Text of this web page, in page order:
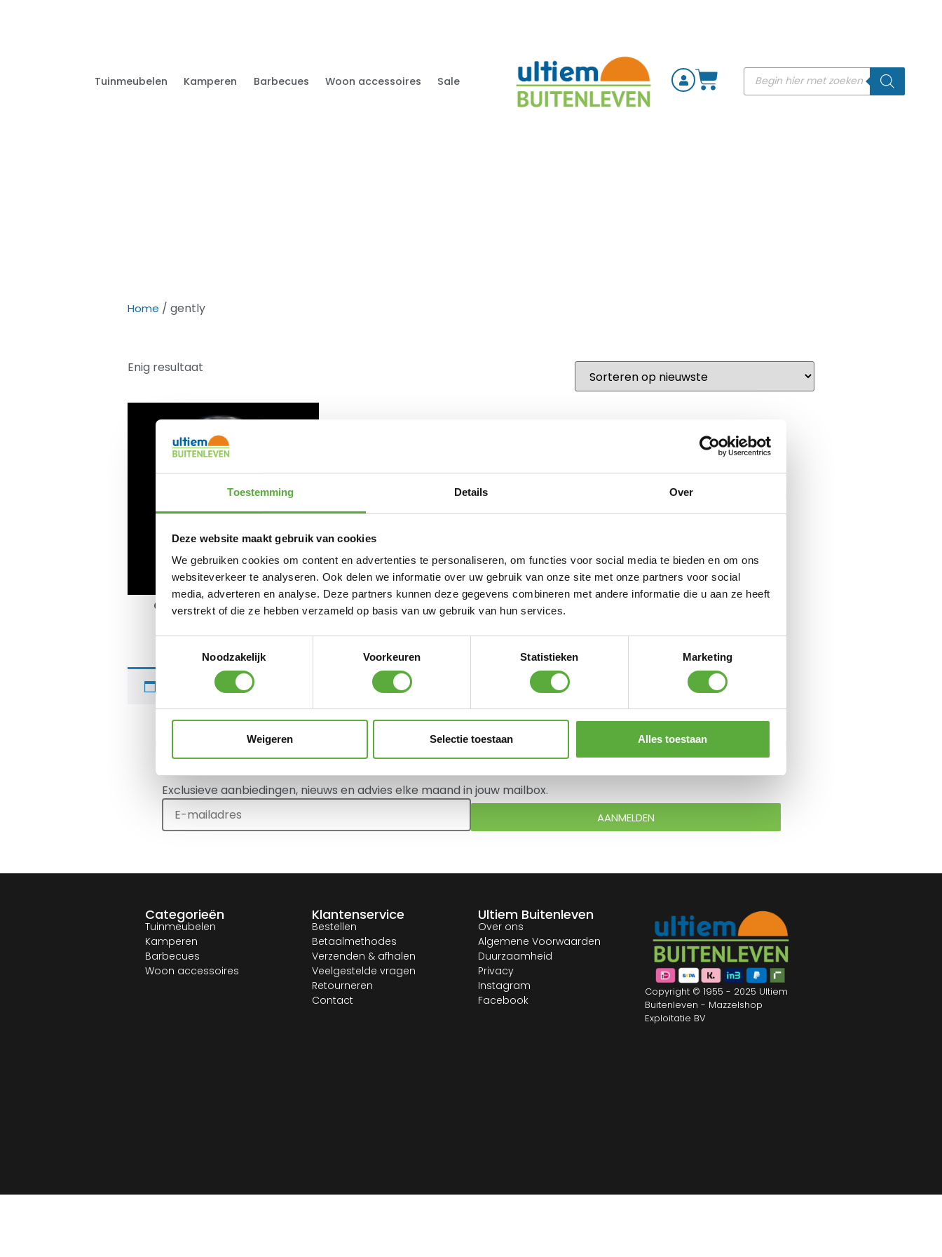
Toestemming Details Over
Deze website maakt gebruik van cookies
We gebruiken cookies om content en advertenties te personaliseren, om functies voor social media te bieden en om ons
websiteverkeer te analyseren. Ook delen we informatie over uw gebruik van onze site met onze partners voor social
media, adverteren en analyse. Deze partners kunnen deze gegevens combineren met andere informatie die u aan ze heeft
verstrekt of die ze hebben verzameld op basis van uw gebruik van hun services.
Noodzakelijk
Voorkeuren Statistieken Marketing
Weigeren Selectie toestaan Alles toestaan
Tuinmeubelen Kamperen Barbecues Woon accessoires Sale
Home / gently
Enig resultaat
Gently Teerverwijderaar
Je hebt nog geen product bekeken.
Meld je aan voor onze nieuwsbrief
Exclusieve aanbiedingen, nieuws en advies elke maand in jouw mailbox.
AANMELDEN
Categorieën
Tuinmeubelen
Kamperen
Barbecues
Woon accessoires
Klantenservice
Bestellen
Betaalmethodes
Verzenden & afhalen
Veelgestelde vragen
Retourneren
Contact
Ultiem Buitenleven
Over ons
Algemene Voorwaarden
Duurzaamheid
Privacy
Instagram
Facebook
Copyright © 1955 - 2025 Ultiem
Buitenleven - Mazzelshop
Exploitatie BV